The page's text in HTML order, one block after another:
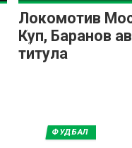
Локомотив
Куп, Баранов
титула
ФУДБАЛ